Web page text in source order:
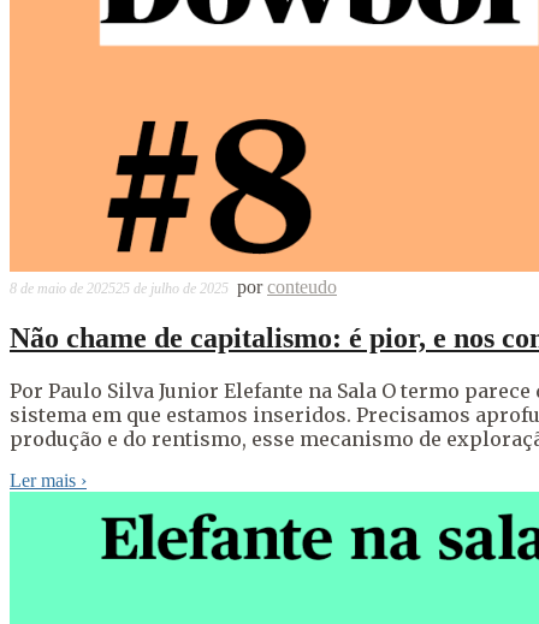
8 de maio de 202525 de julho de 2025 porconteudo
Não chame de capitalismo: é pior, e nos
Por Paulo Silva Junior Elefante na Sala O termo
sistema em que estamos inseridos. Precisamos
produção e do rentismo, esse mecanismo de
Ler mais ›